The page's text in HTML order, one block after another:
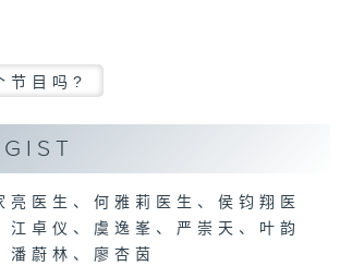
节目吗?
GIST
亮医生、何雅莉医生、侯钧翔医
江卓仪、虞逸峯、严崇天、叶韵
潘蔚林、廖杏茵